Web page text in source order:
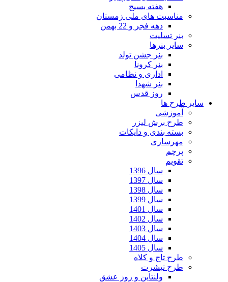
هفته بسیج
مناسبت های ملی زمستان
دهه فجر و 22 بهمن
بنر تسلیت
سایر بنرها
بنر جشن تولد
بنر کرونا
اداری و نظامی
بنر شهدا
روز قدس
سایر طرح ها
آموزشی
طرح برش لیزر
بسته بندی و دایکات
مهرسازی
پرچم
تقویم
سال 1396
سال 1397
سال 1398
سال 1399
سال 1401
سال 1402
سال 1403
سال 1404
سال 1405
طرح تاج و کلاه
طرح تیشرت
ولنتاین و روز عشق